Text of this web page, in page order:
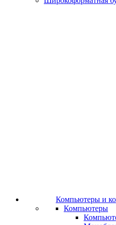
Компьютеры и
Компьютеры